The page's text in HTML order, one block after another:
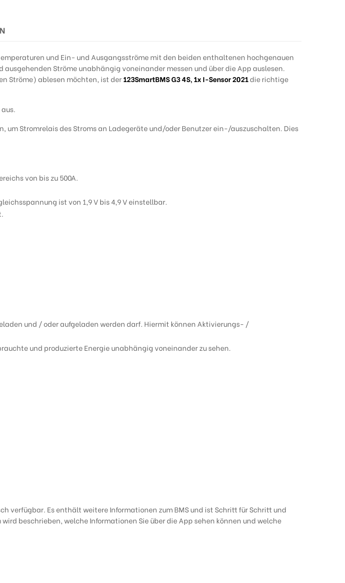
und Ein- und Ausgangsströme mit den beiden enthaltenen hochgenauen
Ströme unabhängig voneinander messen und über die App auslesen.
Ströme) ablesen möchten, ist der123SmartBMS G3 4S, 1x I-Sensor 2021die richtige
Stromrelais des Stroms an Ladegeräte und/oder Benutzer ein-/auszuschalten. Dies
von bis zu 500A.
ist von 1,9 V bis 4,9 V einstellbar.
und / oder aufgeladen werden darf. Hiermit können Aktivierungs- /
und produzierte Energie unabhängig voneinander zu sehen.
verfügbar. Es enthält weitere Informationen zum BMS und ist Schritt für Schritt und
beschrieben, welche Informationen Sie über die App sehen können und welche